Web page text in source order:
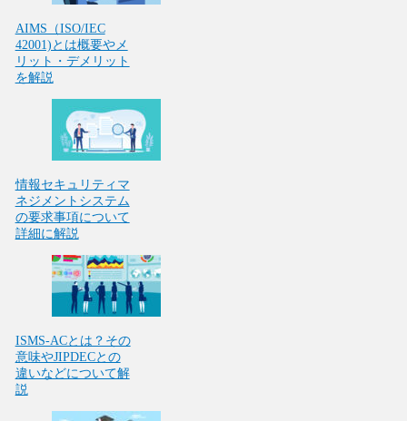
AIMS（ISO/IEC
42001)とは概要やメ
リット・デメリット
を解説
情報セキュリティマ
ネジメントシステム
の要求事項について
詳細に解説
ISMS-ACとは？その
意味やJIPDECとの
違いなどについて解
説